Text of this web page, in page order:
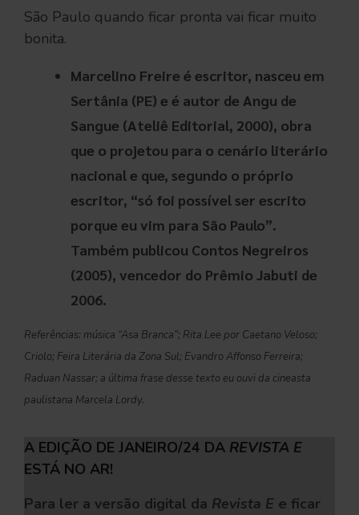
São Paulo quando ficar pronta vai ficar muito
bonita.
Marcelino Freire é escritor, nasceu em
Sertânia (PE) e é autor de Angu de
Sangue (Ateliê Editorial, 2000), obra
que o projetou para o cenário literário
nacional e que, segundo o próprio
escritor, “só foi possível ser escrito
porque eu vim para São Paulo”.
Também publicou Contos Negreiros
(2005), vencedor do Prêmio Jabuti de
2006.
Referências: música “Asa Branca”; Rita Lee por Caetano Veloso;
Criolo; Feira Literária da Zona Sul; Evandro Affonso Ferreira;
Raduan Nassar; a última frase desse texto eu ouvi da cineasta
paulistana Marcela Lordy.
A EDIÇÃO DE JANEIRO/24 DA REVISTA E
ESTÁ NO AR!
Para ler a versão digital da Revista E e ficar